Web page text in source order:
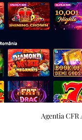
Agentia